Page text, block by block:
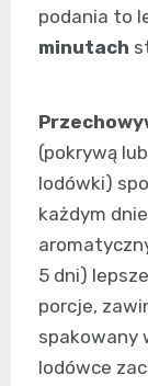
podania to
minutach
(pokrywą
lodówki)
każdym
5 dni)
porcje,
spakowany
lodówce